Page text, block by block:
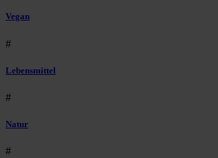
Vegan
#
Lebensmittel
#
Natur
#